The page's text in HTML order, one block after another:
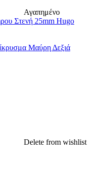
Αγαπημένο
Στενή 25mm Hugo
Delete from wishlist